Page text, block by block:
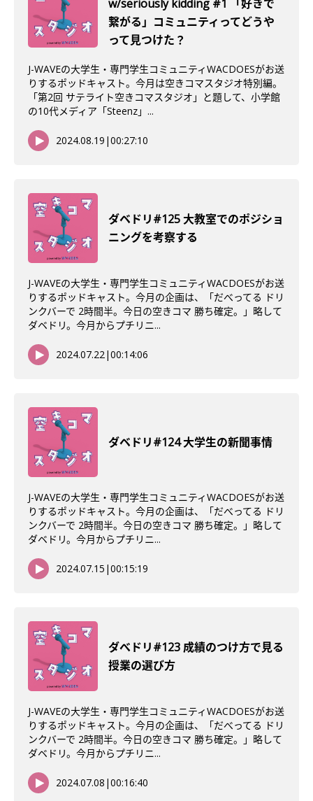
w/seriously kidding #1 「好きで
繋がる」コミュニティってどうや
って見つけた？
J-WAVEの大学生・専門学生コミュニティWACDOESがお送
りするポッドキャスト。今月は空きコマスタジオ特別編。
「第2回 サテライト空きコマスタジオ」と題して、小学館
の10代メディア「Steenz」...
2024.08.19 |00:27:10
ダベドリ#125 大教室でのポジショ
ニングを考察する
J-WAVEの大学生・専門学生コミュニティWACDOESがお送
りするポッドキャスト。今月の企画は、「だべってる ドリ
ンクバーで 2時間半。今日の空きコマ 勝ち確定。」略して
ダベドリ。今月からプチリニ...
2024.07.22|00:14:06
ダベドリ#124 大学生の新聞事情
J-WAVEの大学生・専門学生コミュニティWACDOESがお送
りするポッドキャスト。今月の企画は、「だべってる ドリ
ンクバーで 2時間半。今日の空きコマ 勝ち確定。」略して
ダベドリ。今月からプチリニ...
2024.07.15 |00:15:19
ダべドリ#123 成績のつけ方で見る
授業の選び方
J-WAVEの大学生・専門学生コミュニティWACDOESがお送
りするポッドキャスト。今月の企画は、「だべってる ドリ
ンクバーで 2時間半。今日の空きコマ 勝ち確定。」略して
ダベドリ。今月からプチリニ...
2024.07.08 |00:16:40